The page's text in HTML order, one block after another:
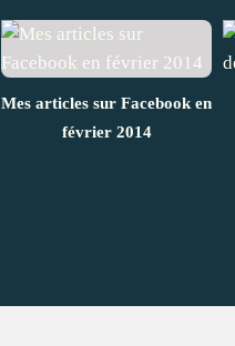
Mes articles sur Facebook en
février 2014